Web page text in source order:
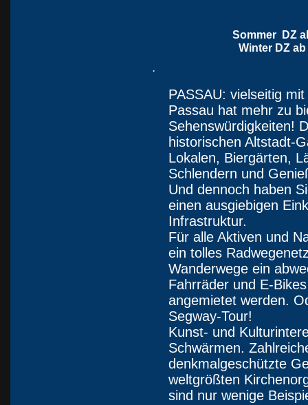
Sommer DZ
Winter DZ
·
PASSAU: vielseitig mit
Passau hat mehr zu
Sehenswürdigkeiten!
historischen Altstadt-
Lokalen, Biergärten,
Schlendern und
Und dennoch haben
einen ausgiebigen
Infrastruktur.
Für alle Aktiven und
ein tolles
Wanderwege ein
Fahrräder und E-
angemietet werden.
Segway-Tour!
Kunst- und
Schwärmen.
denkmalgeschützte
weltgrößten
sind nur wenige